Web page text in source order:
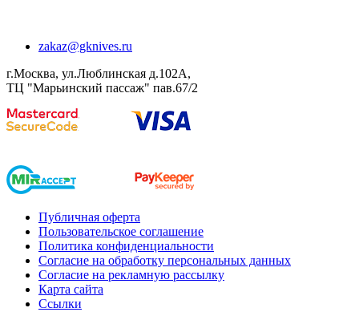
zakaz@gknives.ru
г.Москва, ул.Люблинская д.102А,
ТЦ "Марьинский пассаж" пав.67/2
Публичная оферта
Пользовательское соглашение
Политика конфиденциальности
Согласие на обработку персональных данных
Согласие на рекламную рассылку
Карта сайта
Ссылки